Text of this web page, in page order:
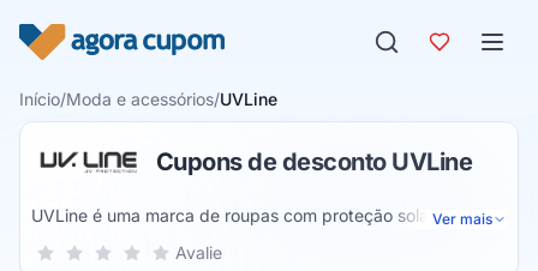
Início/Moda e acessórios/UVLine
Cupons de desconto UVLine
UVLine é uma marca de roupas com proteção solar para o
público feminino, masculino e infantil. O catálogo de peças
Ver mais
Sua nota para UVLine, de 1 a 5 estrelas
5 estrelas
4 estrelas
3 estrelas
2 estrelas
1 estrela Avalie